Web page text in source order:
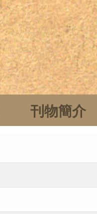
刊物簡介